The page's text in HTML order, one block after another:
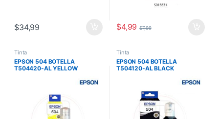
$34,99 $4,99 $7,99
Tinta
EPSON 504 BOTELLA
T504420-AL YELLOW
Tinta
EPSON 504 BOTELLA
T504120-AL BLACK